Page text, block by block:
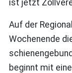
ist jetzt
Auf der
Wochenende
beginnt mit